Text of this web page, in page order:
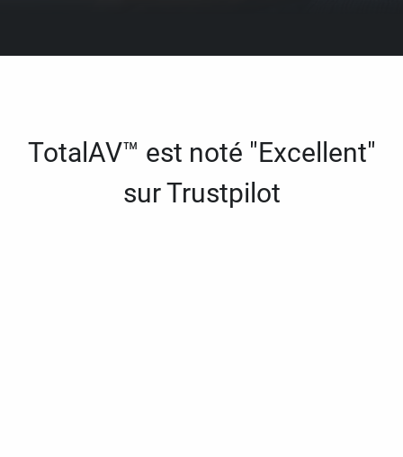
TotalAV™ est noté "Excellent"
sur Trustpilot